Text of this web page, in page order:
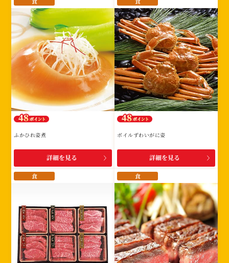
ふかひれ姿煮
詳細を見る
ボイルずわいがに姿
詳細を見る
食 食